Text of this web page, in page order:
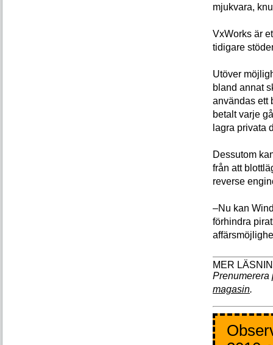
mjukvara,
VxWorks är
tidigare
Utöver
bland annat
användas ett
betalt varje
lagra privata
Dessutom
från att
reverse
–Nu kan
förhindra
Prenumerera
magasin.